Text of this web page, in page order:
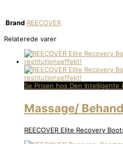
Brand REECOVER
Relaterede varer
Se Prisen hos Den Intelligente
Massage/
REECOVER Elite Recovery